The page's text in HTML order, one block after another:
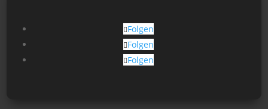
Folgen
Folgen
Folgen